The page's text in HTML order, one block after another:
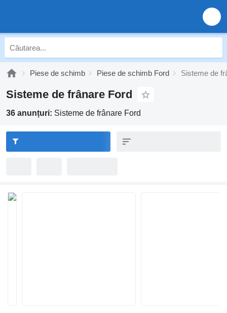
Piese de schimb Piese de schimb Ford Sisteme de
Sisteme de frânare Ford
36 anunțuri: Sisteme de frânare Ford